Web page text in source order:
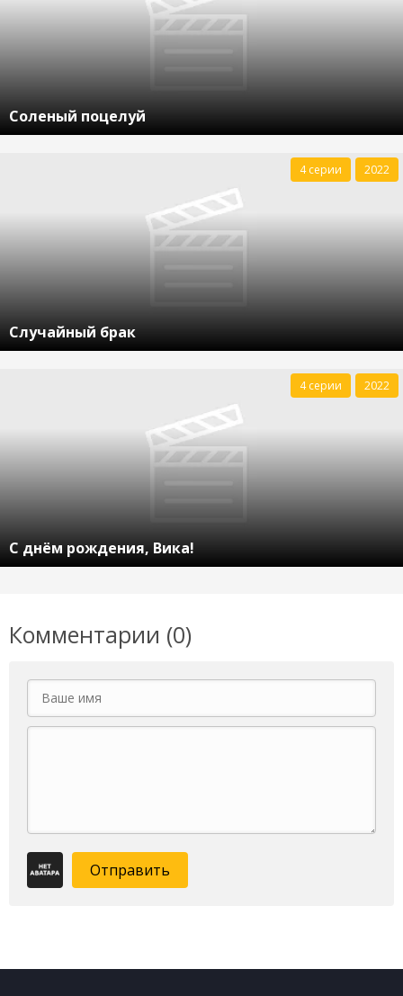
Соленый поцелуй
Случайный брак
4 серии 2022
С днём рождения, Вика!
4 серии 2022
Комментарии (0)
Отправить